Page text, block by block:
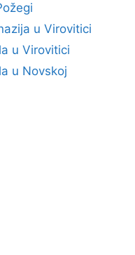
u Virovitici
u Virovitici
u Novskoj